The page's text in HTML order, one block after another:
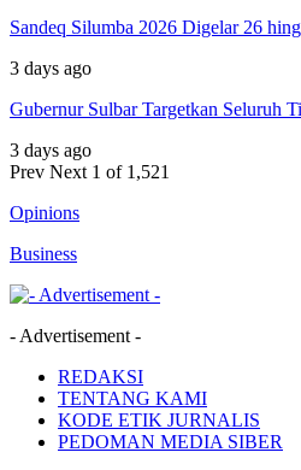
Sandeq Silumba 2026 Digelar 26
3 days ago
Gubernur Sulbar Targetkan Seluruh
3 days ago
Prev Next 1 of 1,521
Opinions
Business
- Advertisement -
REDAKSI
TENTANG KAMI
KODE ETIK JURNALIS
PEDOMAN MEDIA SIBER